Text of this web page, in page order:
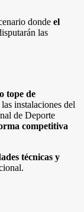
donde el
las
tope de
las instalaciones del
de Deporte
competitiva
técnicas y